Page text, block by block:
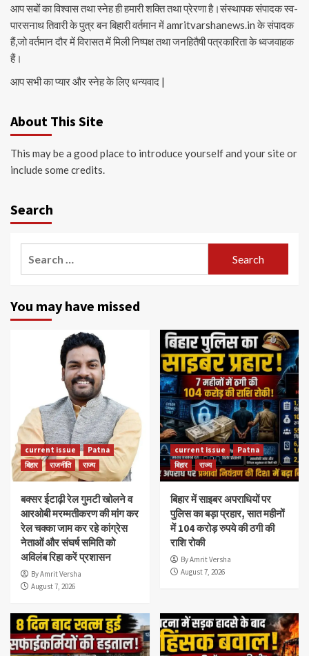
आप सबों का विश्वास तथा स्नेह ही हमारी शक्ति तथा प्रेरणा है।संस्थापक संपादक स्व-
पारसनाथ तिवारी के पुत्र बन बिहारी वर्तमान में amritvarshanews.in के संपादक
हैं,जो वर्तमान दौर में विरासत में मिली निष्पक्ष तथा जनहितैषी पत्रकारिता के ध्वजवाहक
हैं।
आप सभी का प्यार और स्नेह के लिए धन्यवाद |
About This Site
This may be a good place to introduce yourself and your site or
include some credits.
Search
You may have missed
current issue
Patna
बिहार
राजनीति राज्य
बक्सर ईटाढ़ी रेल गुमटी खोलने व
आरओबी मरम्मतीकरण की मांग कर
रेल चक्का जाम कर रहे कांग्रेस
नेताओं और संघर्ष समिति को
अविलंब रिहा करें प्रशासन
By Amrit Versha
August 7, 2026
current issue
Patna
बिहार
राज्य
बिहार में साइबर अपराधियों पर
पुलिस का बड़ा प्रहार, सात महीनों
में 104 करोड़ रुपये की ठगी की
राशि रोकी
By Amrit Versha
August 7, 2026